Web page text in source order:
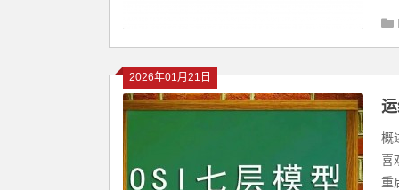
2026年01月21日
概
喜
重